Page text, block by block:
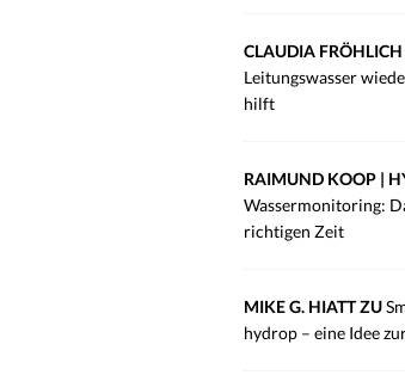
CLAUDIA
Leitungswasser
hilft
RAIMUND KOOP |
Wassermonitoring:
richtigen Zeit
MIKE G. HIATT ZU
hydrop – eine Idee